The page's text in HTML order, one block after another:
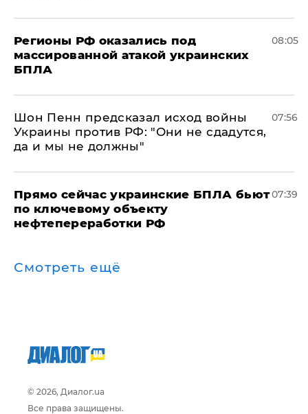
Регионы РФ оказались под
массированной атакой украинских
БПЛА
08:05
Шон Пенн предсказал исход войны
Украины против РФ: "Они не сдадутся,
да и мы не должны"
07:56
Прямо сейчас украинские БПЛА бьют
по ключевому объекту
нефтепереработки РФ
07:39
Смотреть ещё
© 2026, Диалог.ua
Все права защищены.